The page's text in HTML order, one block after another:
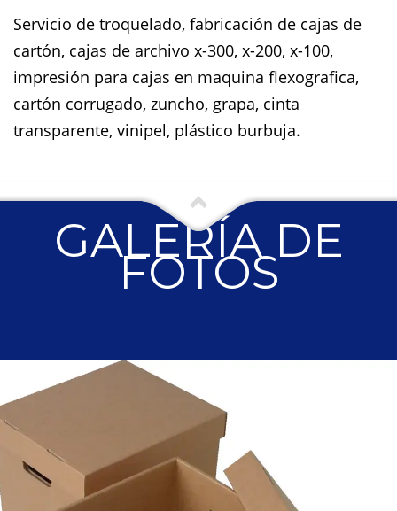
Servicio de troquelado, fabricación de cajas de
cartón, cajas de archivo x-300, x-200, x-100,
impresión para cajas en maquina flexografica,
cartón corrugado, zuncho, grapa, cinta
transparente, vinipel, plástico burbuja.
GALERÍA DE
FOTOS